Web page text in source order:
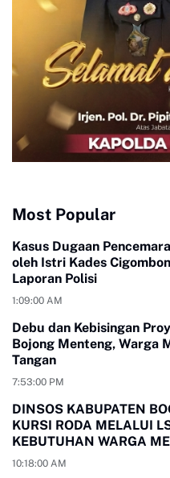
Most Popular
Kasus Dugaan
oleh Istri Kades
Laporan Polisi
1:09:00 AM
Debu dan Kebisingan
Bojong Menteng, Warga
Tangan
7:53:00 PM
DINSOS KABUPATEN
KURSI RODA MELALUI
KEBUTUHAN WARGA
10:18:00 AM